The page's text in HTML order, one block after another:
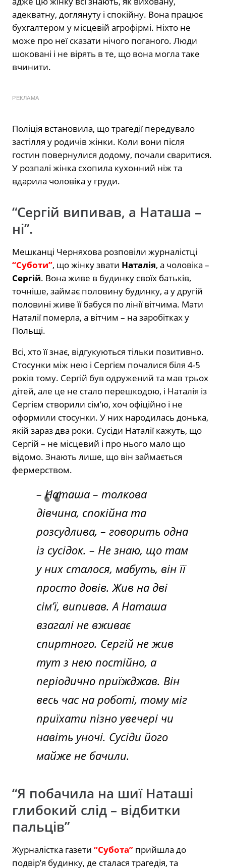
адекватну, доглянуту і спокійну. Вона працює
бухгалтером у місцевій агрофірмі. Ніхто не
може про неї сказати нічого поганого. Люди
шоковані і не вірять в те, що вона могла таке
вчинити.
РЕКЛАМА
Поліція встановила, що трагедії передувало
застілля у родичів жінки. Коли вони після
гостин повернулися додому, почали сваритися.
У розпалі жінка схопила кухонний ніж та
вдарила чоловіка у груди.
“Сергій випивав, а Наташа –
ні”.
Мешканці Черняхова розповіли журналістці
“Суботи”, що жінку звати Наталія, а чоловіка –
Сергій. Вона живе в будинку своїх батьків,
точніше, займає половину будинку, а у другій
половині живе її бабуся по лінії вітчима. Мати
Наталії померла, а вітчим – на заробітках у
Польщі.
Всі, хто її знає, відгукуються тільки позитивно.
Стосунки між нею і Сергієм почалися біля 4-5
років тому. Сергій був одружений та мав трьох
дітей, але це не стало перешкодою, і Наталія із
Сергієм створили сім’ю, хоч офіційно і не
оформили стосунки. У них народилась донька,
якій зараз два роки. Сусіди Наталії кажуть, що
Сергій – не місцевий і про нього мало що
відомо. Знають лише, що він займається
фермерством.
– Наташа – толкова
дівчина, спокійна та
розсудлива, – говорить одна
із сусідок. – Не знаю, що там
у них сталося, мабуть, він її
просто довів. Жив на дві
сім’ї, випивав. А Наташа
взагалі не вживає
спиртного. Сергій не жив
тут з нею постійно, а
періодично приїжджав. Він
весь час на роботі, тому міг
приїхати пізно увечері чи
навіть уночі. Сусіди його
майже не бачили.
“Я побачила на шиї Наташі
глибокий слід – відбитки
пальців”
Журналістка газети “Субота” прийшла до
подвір’я будинку, де сталася трагедія, та